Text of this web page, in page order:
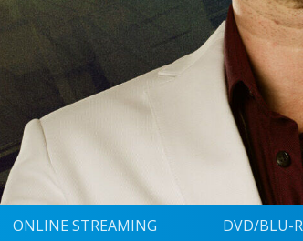
ONLINE STREAMING DVD/BLU-